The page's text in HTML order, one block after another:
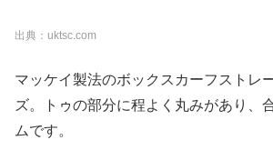
出典：uktsc.com
マッケイ製法のボックスカーフストレ
ズ。トゥの部分に程よく丸みがあり、
ムです。